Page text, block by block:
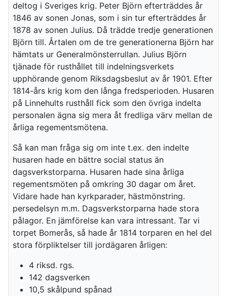
deltog i Sveriges krig. Peter Björn efterträddes år
1846 av sonen Jonas, som i sin tur efterträddes år
1878 av sonen Julius. Då trädde tredje generationen
Björn till. Årtalen om de tre generationerna Björn har
hämtats ur Generalmönsterrullan. Julius Björn
tjänade för rusthållet till indelningsverkets
upphörande genom Riksdagsbeslut av år 1901. Efter
1814-års krig kom den långa fredsperioden. Husaren
på Linnehults rusthåll fick som den övriga indelta
personalen ägna sig mera åt fredliga värv mellan de
årliga regementsmötena.
Så kan man fråga sig om inte t.ex. den indelte
husaren hade en bättre social status än
dagsverkstorparna. Husaren hade sina årliga
regementsmöten på omkring 30 dagar om året.
Vidare hade han kyrkparader, hästmönstring.
persedelsyn m.m. Dagsverkstorparna hade stora
pålagor. En jämförelse kan vara intressant. Tar vi
torpet Bomerås, så hade år 1814 torparen en hel del
stora förpliktelser till jordägaren årligen:
4 riksd. rgs.
142 dagsverken
10,5 skålpund spånad